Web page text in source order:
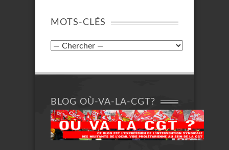
MOTS-CLÉS
BLOG OÙ-VA-LA-CGT?